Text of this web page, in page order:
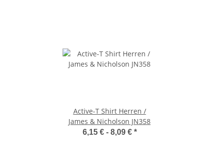
Active-T Shirt Herren /
James & Nicholson JN358
6,15 € - 8,09 € *